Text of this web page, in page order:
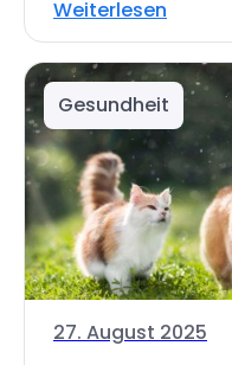
Weiterlesen
Gesundheit
27. August 2025